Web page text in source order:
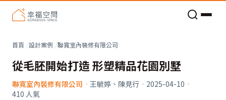
首頁 設計案例 聯寬室內裝修有限公司
從毛胚開始打造 形塑精品花園別墅
聯寬室內裝修有限公司 · 王毓婷、陳見行 · 2025-04-10 ·
410 人氣